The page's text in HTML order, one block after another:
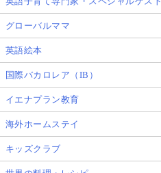
グローバルママ
英語絵本
国際バカロレア（IB）
イエナプラン教育
海外ホームステイ
キッズクラブ